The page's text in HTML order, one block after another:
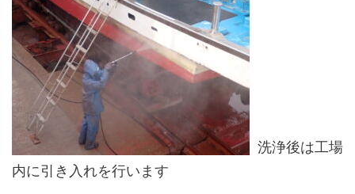
洗浄後は工場
内に引き入れを行います